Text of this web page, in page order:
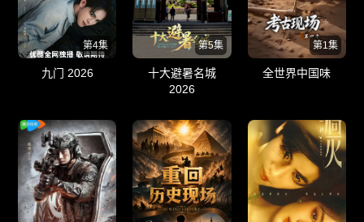
第4集
九门 2026
第5集
十大避暑名城
2026
第1集
全世界中国味